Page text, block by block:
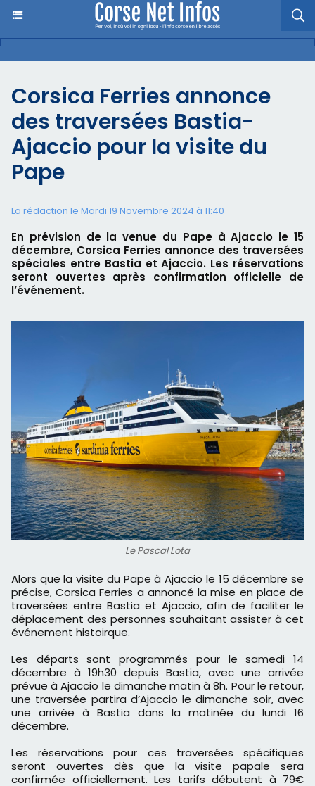
Corsica Ferries annonce
des traversées Bastia-
Ajaccio pour la visite du
Pape
La rédaction le Mardi 19 Novembre 2024 à 11:40
En prévision de la venue du Pape à Ajaccio le 15
décembre, Corsica Ferries annonce des traversées
spéciales entre Bastia et Ajaccio. Les réservations
seront ouvertes après confirmation officielle de
l’événement.
Le Pascal Lota
Alors que la visite du Pape à Ajaccio le 15 décembre se
précise, Corsica Ferries a annoncé la mise en place de
traversées entre Bastia et Ajaccio, afin de faciliter le
déplacement des personnes souhaitant assister à cet
événement histoirque.
Les départs sont programmés pour le samedi 14
décembre à 19h30 depuis Bastia, avec une arrivée
prévue à Ajaccio le dimanche matin à 8h. Pour le retour,
une traversée partira d’Ajaccio le dimanche soir, avec
une arrivée à Bastia dans la matinée du lundi 16
décembre.
Les réservations pour ces traversées spécifiques
seront ouvertes dès que la visite papale sera
confirmée officiellement. Les tarifs débutent à 79€